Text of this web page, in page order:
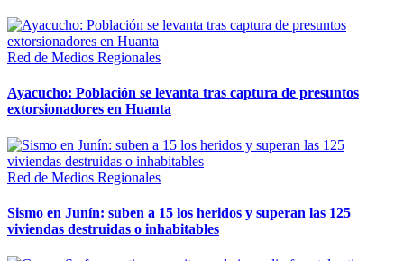
Red de Medios Regionales
Ayacucho: Población se levanta tras captura de presuntos
extorsionadores en Huanta
Red de Medios Regionales
Sismo en Junín: suben a 15 los heridos y superan las 125
viviendas destruidas o inhabitables